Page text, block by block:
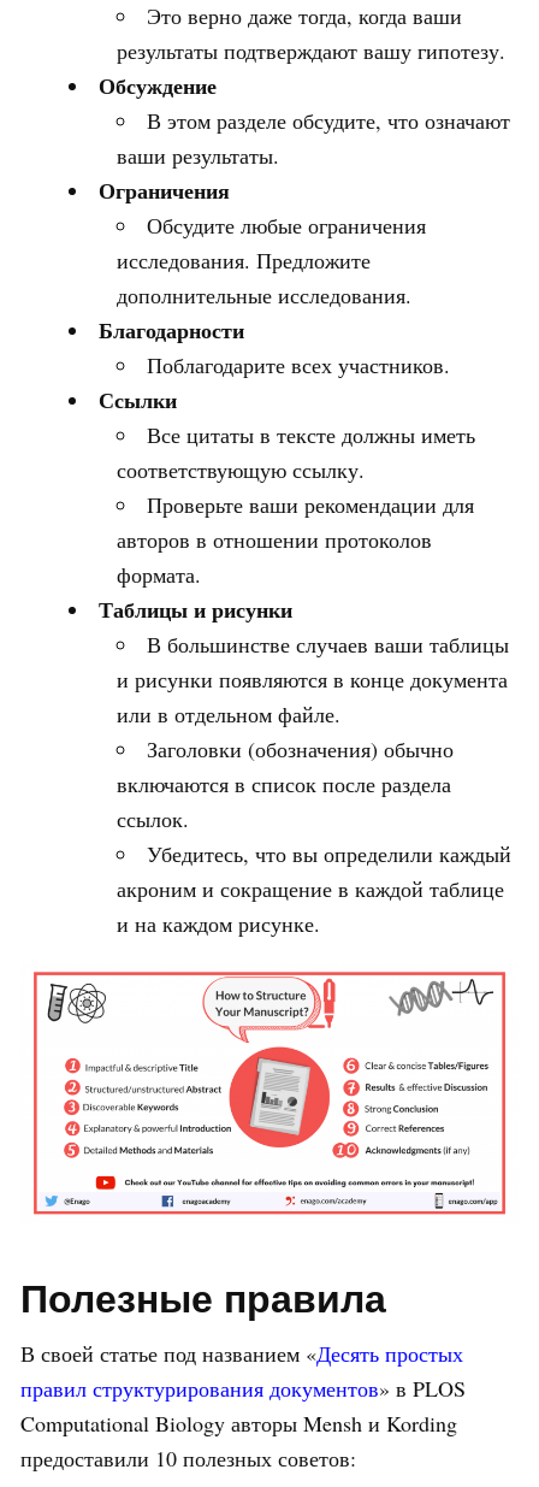
Это верно даже тогда, когда ваши
результаты подтверждают вашу гипотезу.
Обсуждение
В этом разделе обсудите, что означают
ваши результаты.
Ограничения
Обсудите любые ограничения
исследования. Предложите
дополнительные исследования.
Благодарности
Поблагодарите всех участников.
Ссылки
Все цитаты в тексте должны иметь
соответствующую ссылку.
Проверьте ваши рекомендации для
авторов в отношении протоколов
формата.
Таблицы и рисунки
В большинстве случаев ваши таблицы
и рисунки появляются в конце документа
или в отдельном файле.
Заголовки (обозначения) обычно
включаются в список после раздела
ссылок.
Убедитесь, что вы определили каждый
акроним и сокращение в каждой таблице
и на каждом рисунке.
Полезные правила
В своей статье под названием «Десять простых
правил структурирования документов» в PLOS
Computational Biology авторы Mensh и Kording
предоставили 10 полезных советов: